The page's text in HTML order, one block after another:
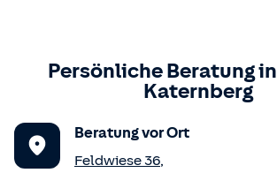
Persönliche Beratung in
Katernberg
Beratung vor Ort
Feldwiese 36,